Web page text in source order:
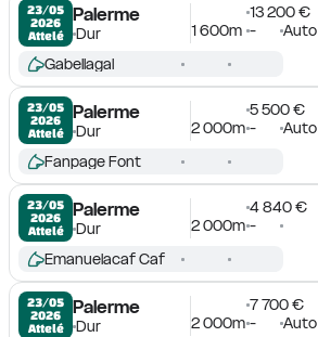
23/05
2026
Attelé
Palerme
Dur
13 200 €
1 600m - Auto
Gabellagal
23/05
2026
Attelé
Palerme
Dur
5 500 €
2 000m -
Auto
Fanpage Font
23/05
2026
Attelé
Palerme
Dur
4 840 €
2 000m -
Emanuelacaf Caf
23/05
2026
Attelé
Palerme
Dur
7 700 €
2 000m - Auto